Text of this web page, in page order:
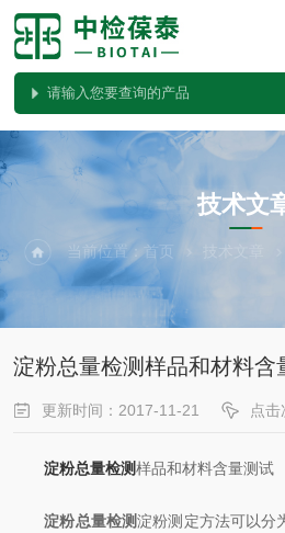
技术文
当前位置：首页 技术文章
淀粉总量检测样品和材料含
更新时间：2017-11-21 点
淀粉总量检测样品和材料含量测试
淀粉总量检测淀粉测定方法可以分